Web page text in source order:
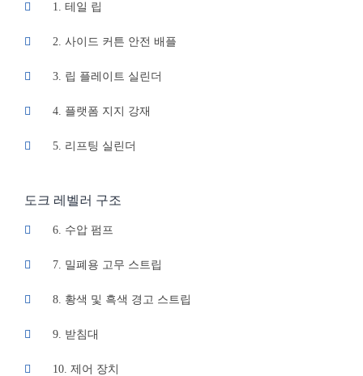
1. 테일 립
2. 사이드 커튼 안전 배플
3. 립 플레이트 실린더
4. 플랫폼 지지 강재
5. 리프팅 실린더
도크 레벨러 구조​
6. 수압 펌프
7. 밀폐용 고무 스트립
8. 황색 및 흑색 경고 스트립
9. 받침대
10. 제어 장치